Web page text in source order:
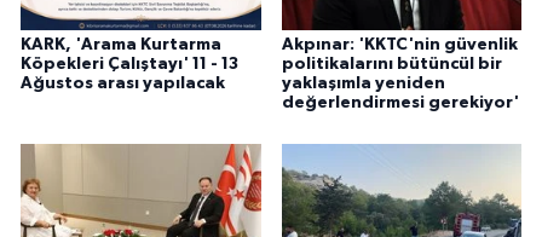
KARK, 'Arama Kurtarma
Köpekleri Çalıştayı' 11 - 13
Ağustos arası yapılacak
Akpınar: 'KKTC'nin güvenlik
politikalarını bütüncül bir
yaklaşımla yeniden
değerlendirmesi gerekiyor'